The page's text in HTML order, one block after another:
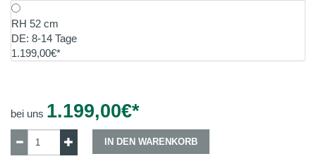
RH 52 cm
DE: 8-14 Tage
1.199,00€*
bei uns 1.199,00€*
IN DEN WARENKORB